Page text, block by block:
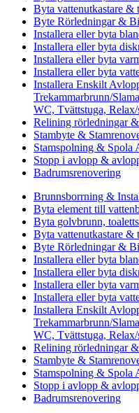
Byta vattenutkastare &
Byte Rörledningar &
Installera eller byta
Installera eller byta
Installera eller byta
Installera eller byta
Installera Enskilt
Trekammarbrunn/
WC, Tvättstuga, Relax/
Relining rörledningar
Stambyte &
Stamspolning & Spola
Stopp i avlopp &
Badrumsrenovering
Brunnsborrning &
Byta element till
Byta golvbrunn,
Byta vattenutkastare &
Byte Rörledningar &
Installera eller byta
Installera eller byta
Installera eller byta
Installera eller byta
Installera Enskilt
Trekammarbrunn/
WC, Tvättstuga, Relax/
Relining rörledningar
Stambyte &
Stamspolning & Spola
Stopp i avlopp &
Badrumsrenovering